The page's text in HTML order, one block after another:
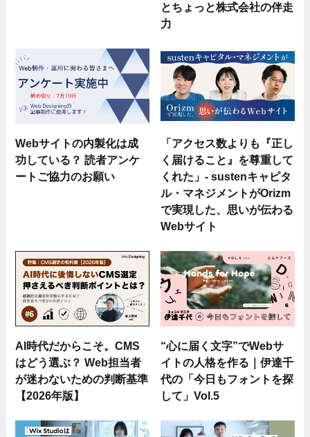
とちょっと株式会社の伴走
力
Webサイトの内製化は成
功している？ 読者アンケ
ートご協力のお願い
「アクセス数よりも『正し
く届けること』を尊重して
くれた」- sustenキャピタ
ル・マネジメントがOrizm
で実現した、思いが伝わる
Webサイト
AI時代だからこそ。CMS
はどう選ぶ？ Web担当者
が迷わないための判断基準
【2026年版】
“心に届く文字”でWebサ
イトの人格を作る｜伊達千
代の「今日もフォントを探
して」Vol.5